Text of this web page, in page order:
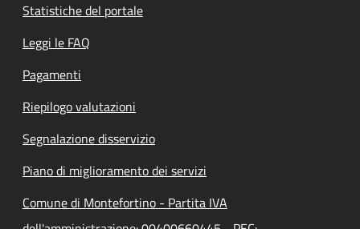
Statistiche del portale
Leggi le FAQ
Pagamenti
Riepilogo valutazioni
Segnalazione disservizio
Piano di miglioramento dei servizi
Comune di Montefortino - Partita IVA